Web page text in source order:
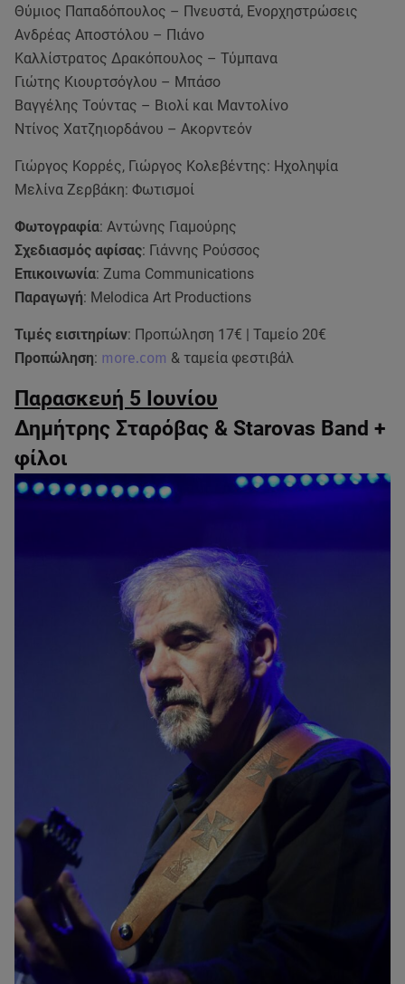
Θύμιος Παπαδόπουλος – Πνευστά, Ενορχηστρώσεις
Ανδρέας Αποστόλου – Πιάνο
Καλλίστρατος Δρακόπουλος – Τύμπανα
Γιώτης Κιουρτσόγλου – Μπάσο
Βαγγέλης Τούντας – Βιολί και Μαντολίνο
Ντίνος Χατζηιορδάνου – Ακορντεόν
Γιώργος Κορρές, Γιώργος Κολεβέντης: Ηχοληψία
Μελίνα Ζερβάκη: Φωτισμοί
Φωτογραφία: Αντώνης Γιαμούρης
Σχεδιασμός αφίσας: Γιάννης Ρούσσος
Επικοινωνία: Zuma Communications
Παραγωγή: Melodica Art Productions
Τιμές εισιτηρίων: Προπώληση 17€ | Ταμείο 20€
Προπώληση: more.com & ταμεία φεστιβάλ
Παρασκευή 5 Ιουνίου
Δημήτρης Σταρόβας & Starovas Band +
φίλοι